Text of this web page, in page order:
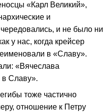
«Карл Великий»,
и
и не было ни
у нас, когда крейсер
в «Славу».
«Вячеслава
в Славу».
тоже частично
отношение к Петру